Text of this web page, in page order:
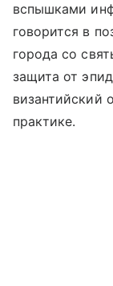
вспышками
говорится в
города со
защита от
византийский
практике.